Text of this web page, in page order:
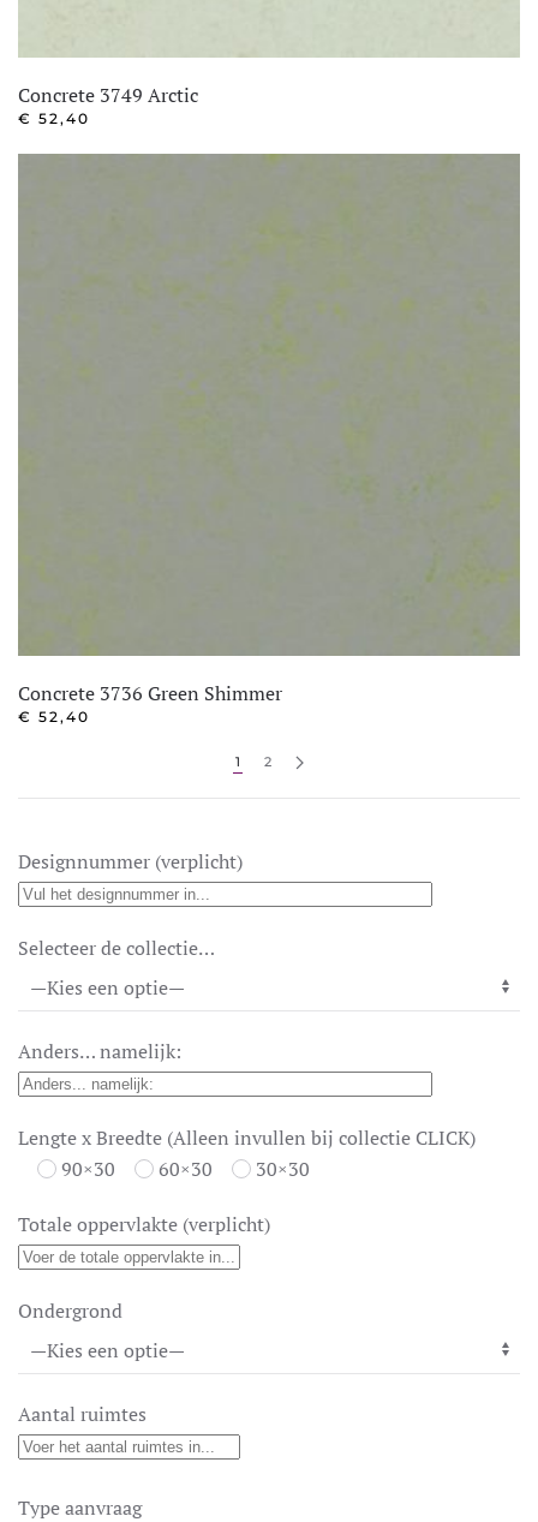
Concrete 3749 Arctic
€ 52,40
Concrete 3736 Green Shimmer
€ 52,40
1 2
Designnummer (verplicht)
Selecteer de collectie…
Anders… namelijk:
Lengte x Breedte (Alleen invullen bij collectie CLICK)
90×30
60×30 30×30
Totale oppervlakte (verplicht)
Ondergrond
Aantal ruimtes
Type aanvraag